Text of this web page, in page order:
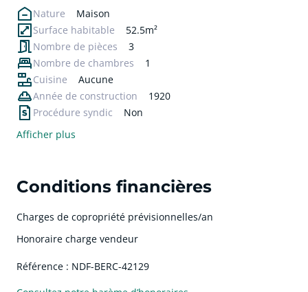
Nature
Maison
Surface habitable
52.5m²
Nombre de pièces
3
Nombre de chambres
1
Cuisine
Aucune
Année de construction
1920
Procédure syndic
Non
Afficher plus
Conditions financières
Charges de copropriété prévisionnelles/an
Honoraire charge vendeur
Référence : NDF-BERC-42129